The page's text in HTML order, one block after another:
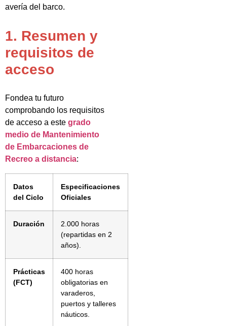
avería del barco.
1. Resumen y
requisitos de
acceso
Fondea tu futuro
comprobando los requisitos
de acceso a este grado
medio de Mantenimiento
de Embarcaciones de
Recreo a distancia:
Datos
del Ciclo
Especificaciones
Oficiales
Duración
2.000 horas
(repartidas en 2
años).
Prácticas
(FCT)
400 horas
obligatorias en
varaderos,
puertos y talleres
náuticos.